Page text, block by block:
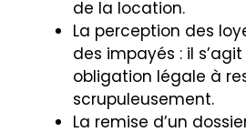
de la location.
La perception des
des impayés : il s’agit
obligation légale à
scrupuleusement.
La remise d’un